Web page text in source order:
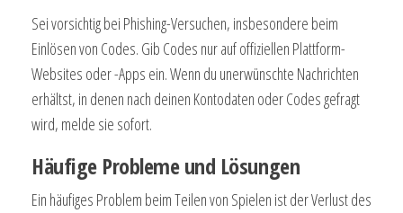
Sei vorsichtig bei Phishing-Versuchen, insbesondere beim
Einlösen von Codes. Gib Codes nur auf offiziellen Plattform-
Websites oder -Apps ein. Wenn du unerwünschte Nachrichten
erhältst, in denen nach deinen Kontodaten oder Codes gefragt
wird, melde sie sofort.
Häufige Probleme und Lösungen
Ein häufiges Problem beim Teilen von Spielen ist der Verlust des